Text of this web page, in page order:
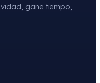
gane tiempo,